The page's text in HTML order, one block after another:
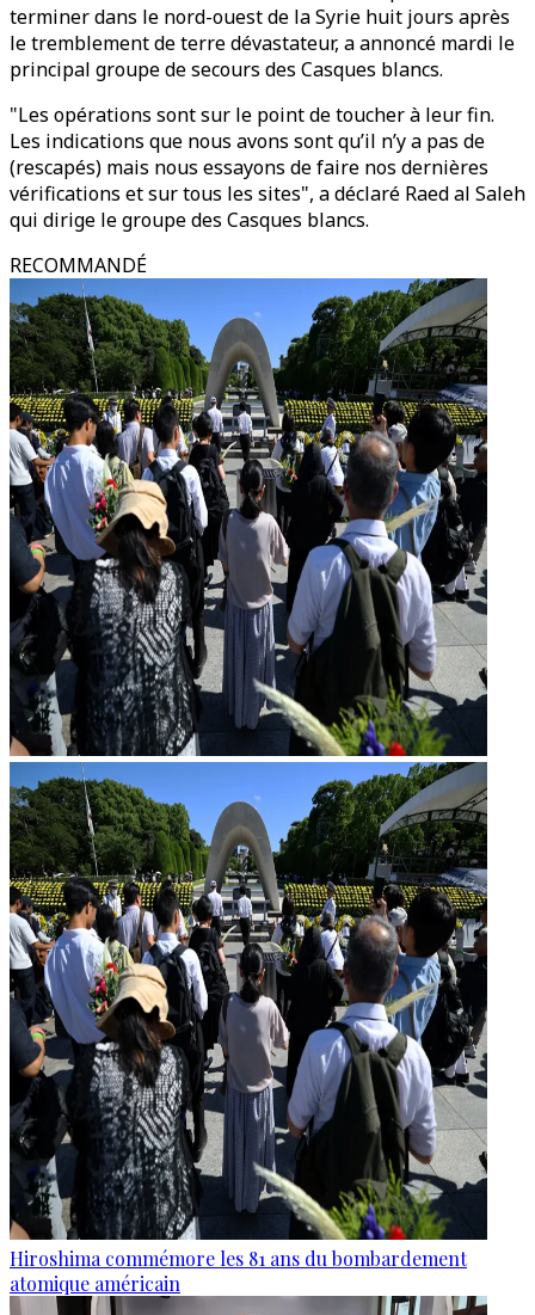
terminer dans le nord-ouest de la Syrie huit jours après
le tremblement de terre dévastateur, a annoncé mardi le
principal groupe de secours des Casques blancs.
"Les opérations sont sur le point de toucher à leur fin.
Les indications que nous avons sont qu’il n’y a pas de
(rescapés) mais nous essayons de faire nos dernières
vérifications et sur tous les sites", a déclaré Raed al Saleh
qui dirige le groupe des Casques blancs.
RECOMMANDÉ
Hiroshima commémore les 81 ans du bombardement
atomique américain